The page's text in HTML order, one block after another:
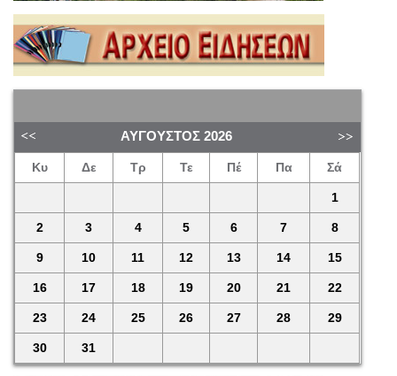
ΑΎΓΟΥΣΤΟΣ 2026
Κυ Δε Τρ Τε Πέ Πα Σά
1
2 3 4 5 6 7 8
9 10 11 12 13 14 15
16 17 18 19 20 21 22
23 24 25 26 27 28 29
30 31